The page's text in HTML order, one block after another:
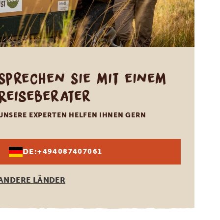
Sie mit einem
EXPERTEN HELFEN IHNEN GERN
DE:+494087407061
LÄNDER